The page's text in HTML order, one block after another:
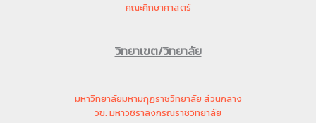
คณะศึกษาศาสตร์
วิทยาเขต/วิทยาลัย
มหาวิทยาลัยมหามกุฏราชวิทยาลัย ส่วนกลาง
วข. มหาวชิราลงกรณราชวิทยาลัย